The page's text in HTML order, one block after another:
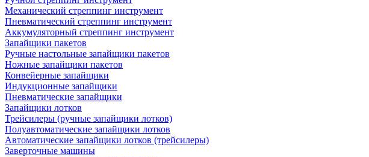
Механический стреппинг инструмент
Пневматический стреппинг инструмент
Аккумуляторный стреппинг инструмент
Запайщики пакетов
Ручные настольные запайщики пакетов
Ножные запайщики пакетов
Конвейерные запайщики
Индукционные запайщики
Пневматические запайщики
Запайщики лотков
Трейсилеры (ручные запайщики лотков)
Полуавтоматические запайщики лотков
Автоматические запайщики лотков (трейсилеры)
Заверточные машины